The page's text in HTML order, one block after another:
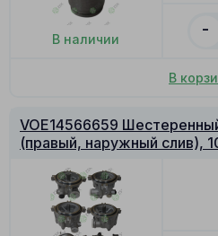
В наличии
-
В
VOE14566659
(правый, наружный слив),